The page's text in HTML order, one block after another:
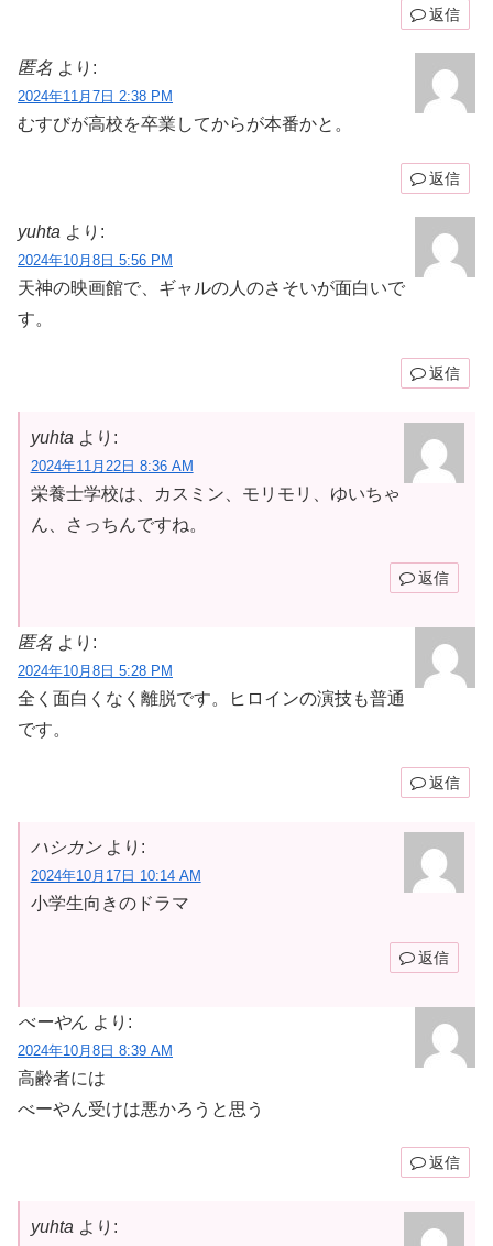
返信
匿名 より:
2024年11月7日 2:38 PM
むすびが高校を卒業してからが本番かと。
返信
yuhta より:
2024年10月8日 5:56 PM
天神の映画館で、ギャルの人のさそいが面白いで
す。
返信
yuhta より:
2024年11月22日 8:36 AM
栄養士学校は、カスミン、モリモリ、ゆいちゃ
ん、さっちんですね。
返信
匿名 より:
2024年10月8日 5:28 PM
全く面白くなく離脱です。ヒロインの演技も普通
です。
返信
ハシカン より:
2024年10月17日 10:14 AM
小学生向きのドラマ
返信
べーやん より:
2024年10月8日 8:39 AM
高齢者には
べーやん受けは悪かろうと思う
返信
yuhta より: